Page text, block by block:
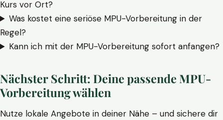
Kurs vor Ort?
Was kostet eine seriöse MPU-Vorbereitung in der
Regel?
Kann ich mit der MPU-Vorbereitung sofort anfangen?
Nächster Schritt: Deine passende MPU-
Vorbereitung wählen
Nutze lokale Angebote in deiner Nähe – und sichere dir